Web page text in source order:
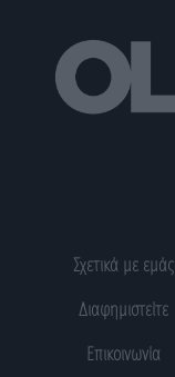
Σχετικά με εμάς
Διαφημιστείτε
Επικοινωνία